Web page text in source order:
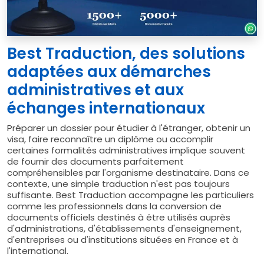
Best Traduction, des solutions
adaptées aux démarches
administratives et aux
échanges internationaux
Préparer un dossier pour étudier à l'étranger, obtenir un
visa, faire reconnaître un diplôme ou accomplir
certaines formalités administratives implique souvent
de fournir des documents parfaitement
compréhensibles par l'organisme destinataire. Dans ce
contexte, une simple traduction n'est pas toujours
suffisante. Best Traduction accompagne les particuliers
comme les professionnels dans la conversion de
documents officiels destinés à être utilisés auprès
d'administrations, d'établissements d'enseignement,
d'entreprises ou d'institutions situées en France et à
l'international.